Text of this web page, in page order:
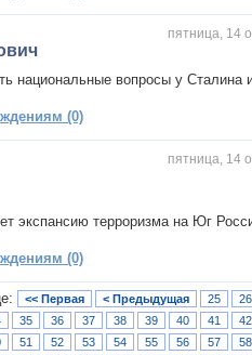
пятница, 14
национальные вопросы у Сталина
(0)
пятница, 14
экспансию терроризма на Юг
(0)
<< Первая < Предыдущая 25 26
35 36 37 38 39 40 41 42
51 52 53 54 55 56 57 58